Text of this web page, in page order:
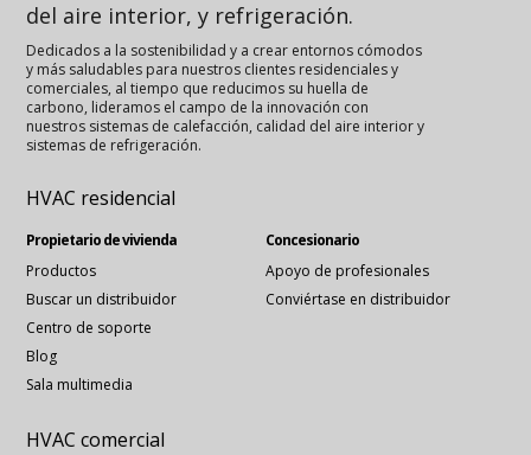
del aire interior, y refrigeración.
Dedicados a la sostenibilidad y a crear entornos cómodos
y más saludables para nuestros clientes residenciales y
comerciales, al tiempo que reducimos su huella de
carbono, lideramos el campo de la innovación con
nuestros sistemas de calefacción, calidad del aire interior y
sistemas de refrigeración.
HVAC residencial
Propietario de vivienda
Productos
Buscar un distribuidor
Centro de soporte
Blog
Sala multimedia
Concesionario
Apoyo de profesionales
Conviértase en distribuidor
HVAC comercial